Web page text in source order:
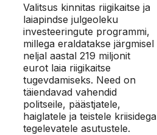
Valitsus kinnitas riigikaitse ja
laiapindse julgeoleku
investeeringute programmi,
millega eraldatakse järgmisel
neljal aastal 219 miljonit
eurot laia riigikaitse
tugevdamiseks. Need on
täiendavad vahendid
politseile, päästjatele,
haiglatele ja teistele kriisidega
tegelevatele asutustele.